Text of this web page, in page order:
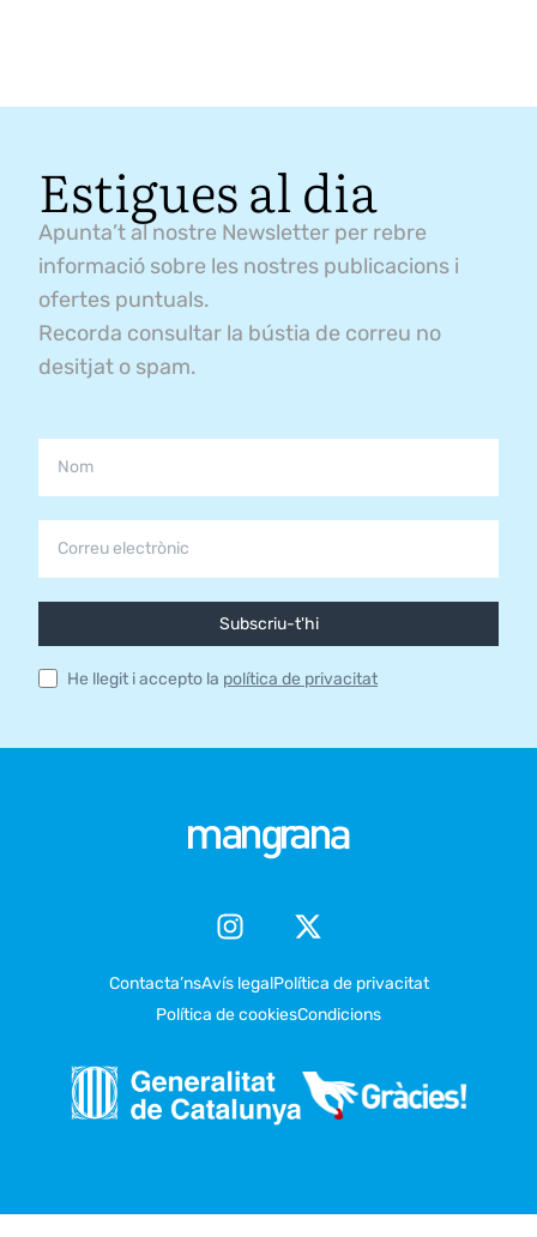
Estigues al dia
Apunta’t al nostre Newsletter per rebre
informació sobre les nostres publicacions i
ofertes puntuals.
Recorda consultar la bústia de correu no
desitjat o spam.
Subscriu-t'hi
He llegit i accepto la política de privacitat
Contacta’nsAvís legalPolítica de privacitat
Política de cookiesCondicions